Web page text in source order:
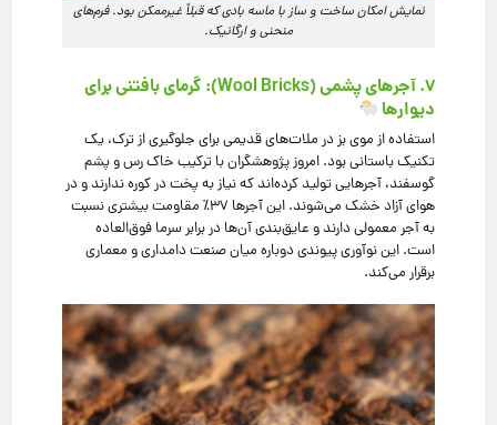
نمایش امکان ساخت و ساز با ماسه بادی که قبلاً غیرممکن بود. فرم‌های
منحنی و ارگانیک.
۷. آجرهای پشمی (Wool Bricks): گرمای بافتنی برای
دیوارها
استفاده از موی بز در ملات‌های قدیمی برای جلوگیری از ترک، یک
تکنیک باستانی بود. امروز پژوهشگران با ترکیب خاک رس و پشم
گوسفند، آجرهایی تولید کرده‌اند که نیاز به پخت در کوره ندارند و در
هوای آزاد خشک می‌شوند. این آجرها ۳۷٪ مقاومت بیشتری نسبت
به آجر معمولی دارند و عایق‌بندی آن‌ها در برابر سرما فوق‌العاده
است. این نوآوری پیوندی دوباره میان صنعت دامداری و معماری
برقرار می‌کند.